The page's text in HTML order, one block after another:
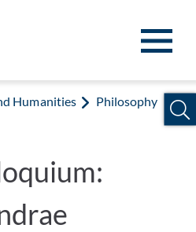
Humanities Philosophy